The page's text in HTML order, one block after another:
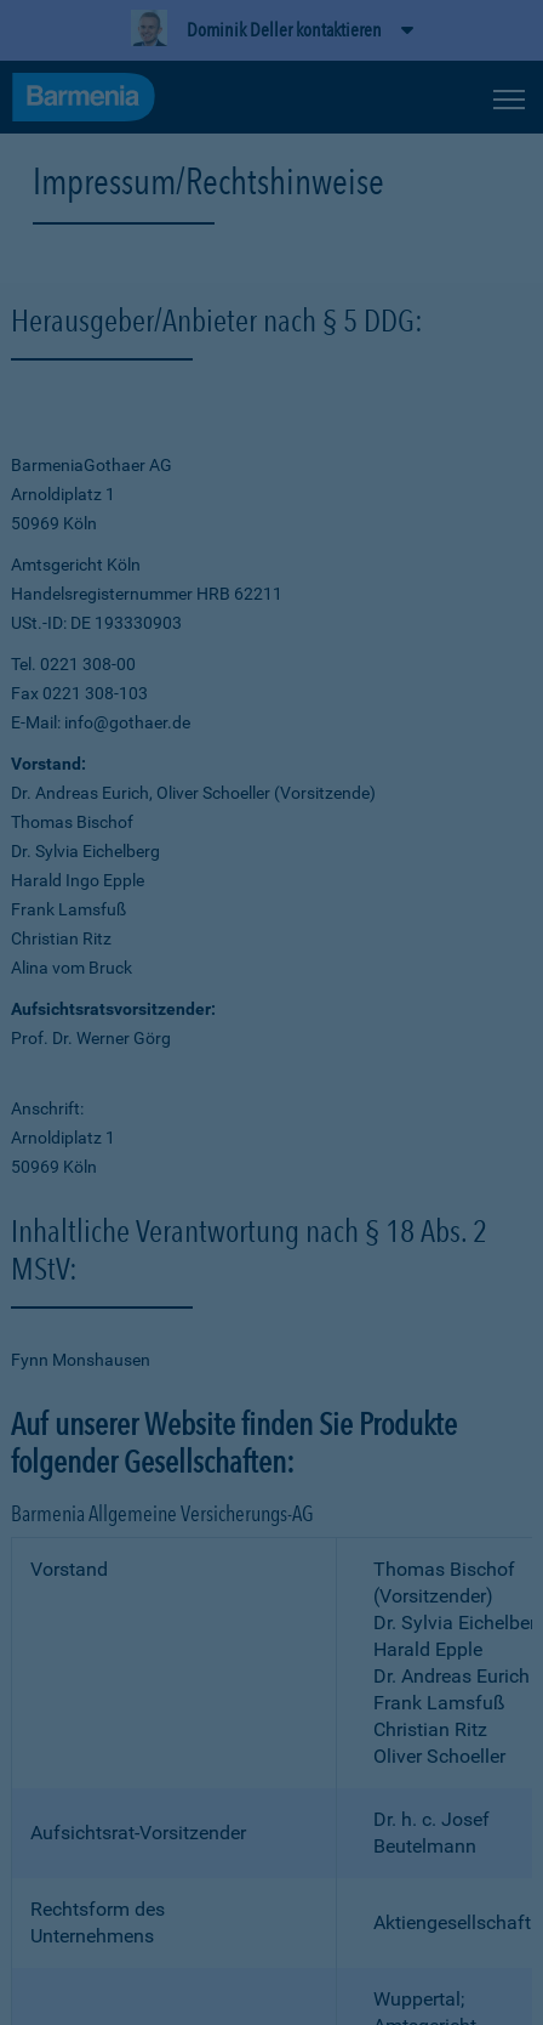
Dominik Deller kontaktieren
Impressum/Rechtshinweise
Herausgeber/Anbieter nach § 5 DDG:
BarmeniaGothaer AG
Arnoldiplatz 1
50969 Köln
Amtsgericht Köln
Handelsregisternummer HRB 62211
USt.-ID: DE 193330903
Tel. 0221 308-00
Fax 0221 308-103
E-Mail: info@gothaer.de
Vorstand:
Dr. Andreas Eurich, Oliver Schoeller (Vorsitzende)
Thomas Bischof
Dr. Sylvia Eichelberg
Harald Ingo Epple
Frank Lamsfuß
Christian Ritz
Alina vom Bruck
Aufsichtsratsvorsitzender:
Prof. Dr. Werner Görg
Anschrift:
Arnoldiplatz 1
50969 Köln
Inhaltliche Verantwortung nach § 18 Abs. 2
MStV:
Fynn Monshausen
Auf unserer Website finden Sie Produkte
folgender Gesellschaften:
Barmenia Allgemeine Versicherungs-AG
Vorstand
Thomas Bischof
(Vorsitzender)
Dr. Sylvia
Harald Epple
Dr. Andreas Eurich
Frank Lamsfuß
Christian Ritz
Oliver Schoeller
Aufsichtsrat-Vorsitzender
Dr. h. c. Josef
Beutelmann
Rechtsform des
Unternehmens
Aktiengesellschaft
Wuppertal;